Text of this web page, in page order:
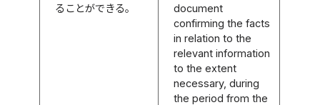
ることができる。
document
confirming the facts
in relation to the
relevant information
to the extent
necessary, during
the period from the